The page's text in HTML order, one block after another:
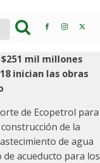
mil millones
inician las obras
de Ecopetrol para
de la
de agua
acueducto para los